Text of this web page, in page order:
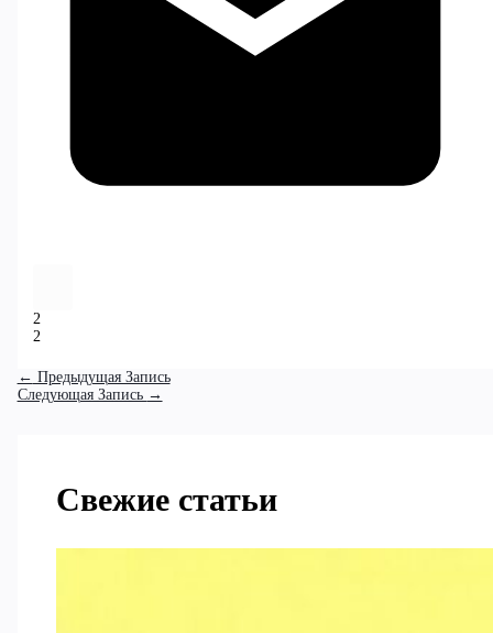
2
2
← Предыдущая Запись
Следующая Запись →
Свежие статьи